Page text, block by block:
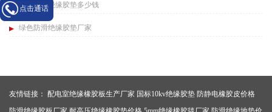
绿色防滑绝缘胶垫多少钱
绿色防滑绝缘胶垫厂家
友情链接： 配电室绝缘橡胶板生产厂家 国标10kv绝缘胶垫 防静电橡胶皮价格
点击通话